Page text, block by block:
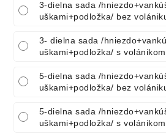
3-dielna sada /
uškami+podložka/ bez
3- dielna sada /
uškami+podložka/ s volánikom
5-dielna sada /
uškami+podložka/ bez
5-dielna sada /
uškami+podložka/ s volánikom